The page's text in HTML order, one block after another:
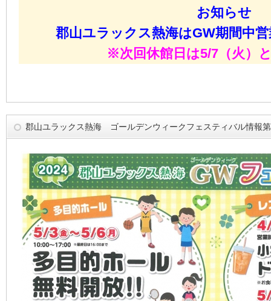
お知らせ
郡山ユラックス熱海はGW期間中
※次回休館日は5/7（火）
郡山ユラックス熱海 ゴールデンウィークフェスティバル情報